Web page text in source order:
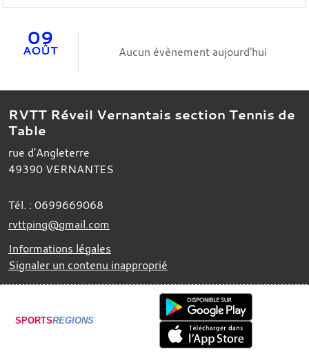
09
AOÛT Aucun évènement aujourd'hui
RVTT Réveil Vernantais section Tennis de
Table
rue d'Angleterre
49390 VERNANTES
Tél. : 0699669068
rvttping@gmail.com
Informations légales
Signaler un contenu inapproprié
SPORTSREGIONS